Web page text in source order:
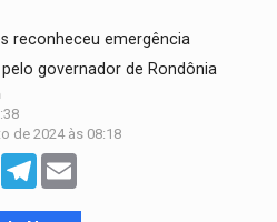
reconheceu emergência
governador de Rondônia
de 2024 às 08:18
TwitterTelegram